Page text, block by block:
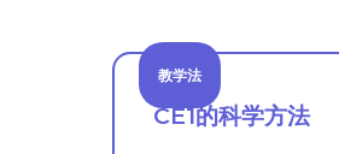
教学法
CE1的科学方法